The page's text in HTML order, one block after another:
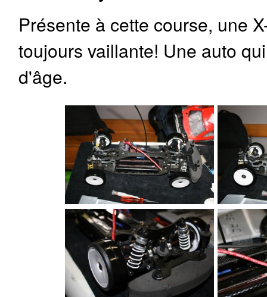
Présente à cette course, une
toujours vaillante! Une auto
d'âge.